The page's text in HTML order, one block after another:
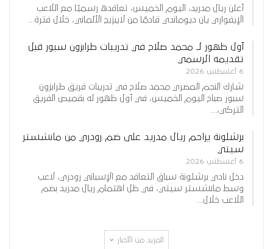
أعلن ريال مدريد، اليوم الخميس، تعاقده رسميًا مع اللاعب
الإيفواري يان ديوماندي قادمًا من لايبزيج الألماني، خلال فترة…
أول ظهور لـ محمد صلاح في تدريبات طرابزون سبور قبل
تقديمه الرسمي
6 أغسطس 2026
شارك النجم المصري محمد صلاح في تدريبات فريق طرابزون
سبور صباح اليوم الخميس، في أول ظهور له بقميص الفريق
التركي،…
برشلونة يزاحم ريال مدريد على ضم رودري من مانشستر
سيتي
6 أغسطس 2026
دخل نادي برشلونة سباق التعاقد مع الإسباني رودري، لاعب
وسط مانشستر سيتي، في ظل اهتمام ريال مدريد بضم
اللاعب خلال…
المزيد من الأخبار